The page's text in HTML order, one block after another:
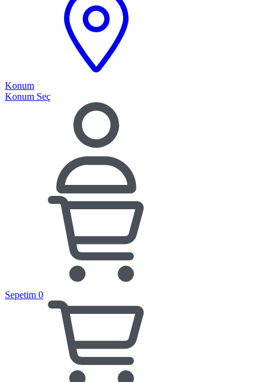
Konum
Konum Seç
Sepetim 0